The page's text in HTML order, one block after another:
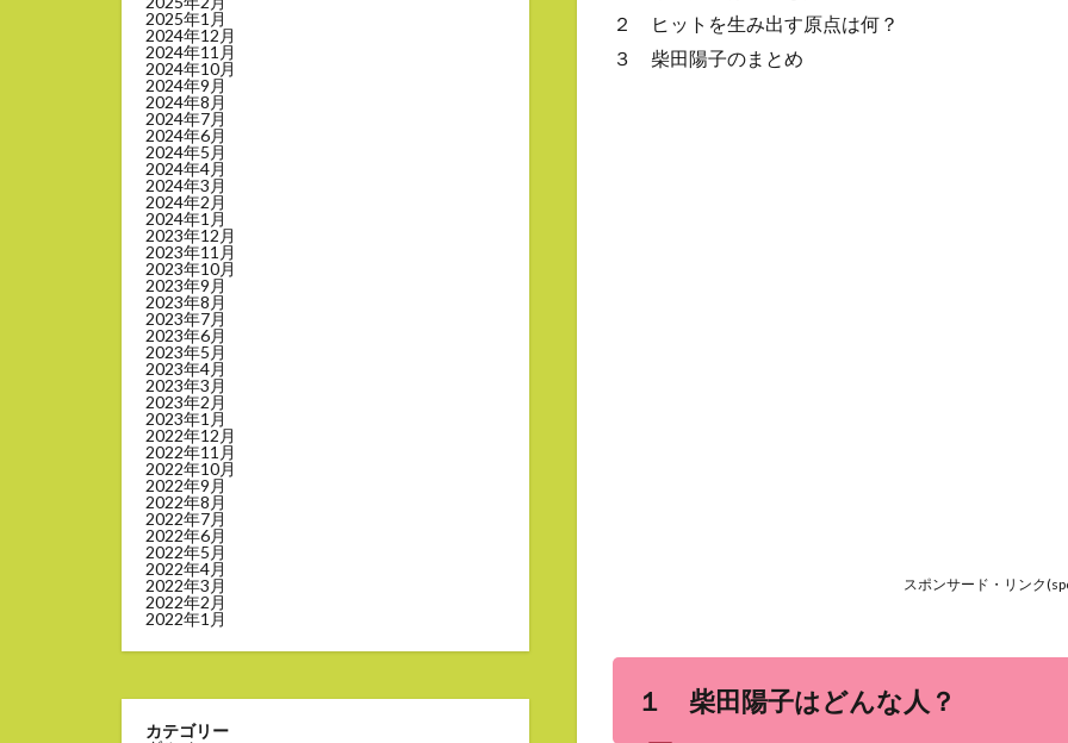
２ ヒットを生み出す原点は何？
３ 柴田陽子のまとめ
スポンサード・リンク
１ 柴田陽子はどんな人？
2025年1月
2024年12月
2024年11月
2024年10月
2024年9月
2024年8月
2024年7月
2024年6月
2024年5月
2024年4月
2024年3月
2024年2月
2024年1月
2023年12月
2023年11月
2023年10月
2023年9月
2023年8月
2023年7月
2023年6月
2023年5月
2023年4月
2023年3月
2023年2月
2023年1月
2022年12月
2022年11月
2022年10月
2022年9月
2022年8月
2022年7月
2022年6月
2022年5月
2022年4月
2022年3月
2022年2月
2022年1月
カテゴリー